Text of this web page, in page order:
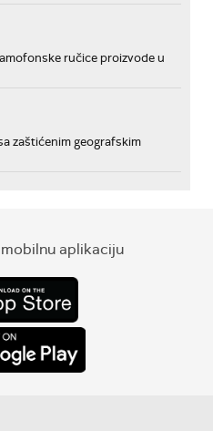
ručice proizvode u
zaštićenim geografskim
aplikaciju